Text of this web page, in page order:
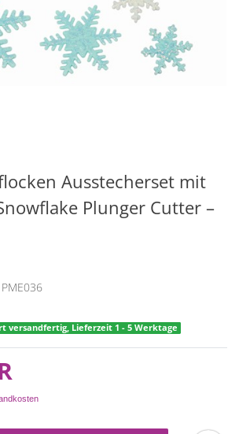
Ausstecherset mit
Plunger Cutter –
PME036
versandfertig, Lieferzeit 1 - 5 Werktage